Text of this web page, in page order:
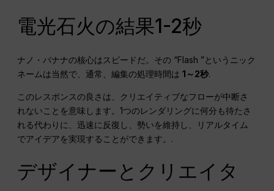
電光石火の結果1-2秒
ナノ・バナナの核心はスピードだ。その “Flash ”というニック
ネームは当然で、通常、編集の処理時間は1～2秒.
このレスポンスの良さは、クリエイティブなフローが中断さ
れないことを意味します。1つのレンダリングに何分も待たさ
れる代わりに、迅速に反復し、勢いを維持し、リアルタイム
でアイデアを実現することができます。.
デザイナーとクリエイタ